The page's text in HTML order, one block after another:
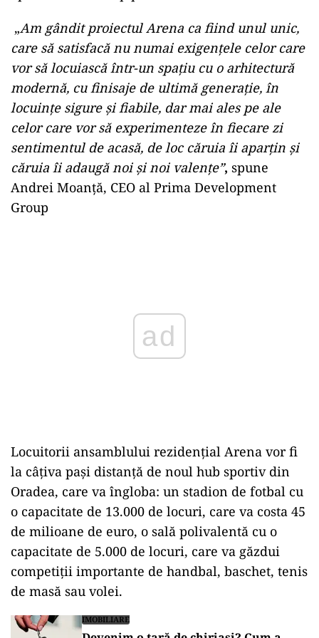
„Am gândit proiectul Arena ca fiind unul unic,
care să satisfacă nu numai exigențele celor care
vor să locuiască într-un spațiu cu o arhitectură
modernă, cu finisaje de ultimă generație, în
locuințe sigure și fiabile, dar mai ales pe ale
celor care vor să experimenteze în fiecare zi
sentimentul de acasă, de loc căruia îi aparțin și
căruia îi adaugă noi și noi valențe”, spune
Andrei Moanţă, CEO al Prima Development
Group
ad
Locuitorii ansamblului rezidențial Arena vor fi
la câțiva pași distanță de noul hub sportiv din
Oradea, care va îngloba: un stadion de fotbal cu
o capacitate de 13.000 de locuri, care va costa 45
de milioane de euro, o sală polivalentă cu o
capacitate de 5.000 de locuri, care va găzdui
competiţii importante de handbal, baschet, tenis
de masă sau volei.
IMOBILIARE